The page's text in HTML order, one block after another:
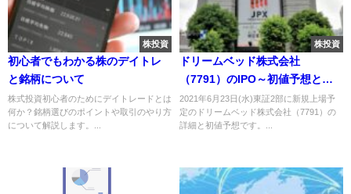
株投資
初心者でもわかる株のデイトレ
と銘柄について
株式投資初心者のためにデイトレードとは
何か？銘柄選びのポイントや取引のやり方
について解説します。...
株投資
ドリームベッド株式会社
（7791）のIPO～初値予想と新
規上場情報～
2021年6月23日(水)東証2部に新規上場予
定のドリームベッド株式会社（7791）の
詳細と初値予想です。...